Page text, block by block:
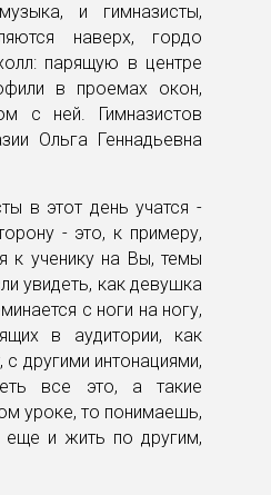
и гимназисты,
наверх, гордо
парящую в центре
в проемах окон,
с ней. Гимназистов
Ольга Геннадьевна
в этот день учатся -
- это, к примеру,
к ученику на Вы, темы
увидеть, как девушка
с ноги на ногу,
в аудитории, как
другими интонациями,
все это, а такие
уроке, то понимаешь,
еще и жить по другим,